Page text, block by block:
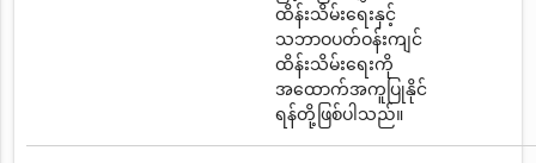
ထိန်းသိမ်းရေးနှင့်
သဘာဝပတ်ဝန်းကျင်
ထိန်းသိမ်းရေးကို
အထောက်အကူပြုနိုင်
ရန်တို့ဖြစ်ပါသည်။